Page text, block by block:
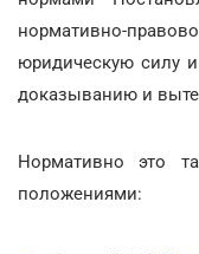
нормативно-
юридическую силу
доказыванию и
Нормативно это
положениями: